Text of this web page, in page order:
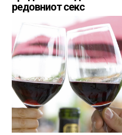
редовниот секс